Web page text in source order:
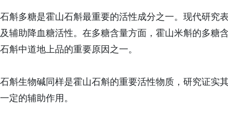
石斛多糖是霍山石斛最重要的活性成分之一。现代研究
及辅助降血糖活性。在多糖含量方面，霍山米斛的多糖
石斛中道地上品的重要原因之一。
石斛生物碱同样是霍山石斛的重要活性物质，研究证实
一定的辅助作用。